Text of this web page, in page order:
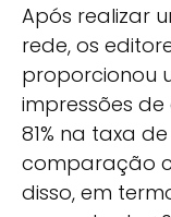
Após realizar
rede, os
proporcionou
impressões
81% na taxa
comparação
disso, em